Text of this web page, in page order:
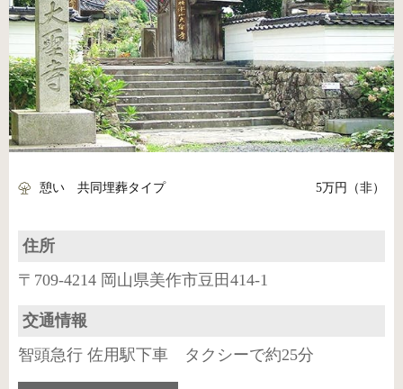
憩い 共同埋葬タイプ 5万円（非）
住所
〒709-4214 岡山県美作市豆田414-1
交通情報
智頭急行 佐用駅下車 タクシーで約25分